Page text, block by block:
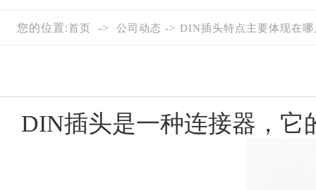
您的位置:首页 -> 公司动态 -> DIN插头特点主要体现在
DIN插头是一种连接器，它